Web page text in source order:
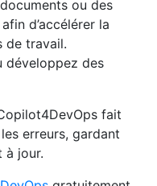
ou des
d’accélérer la
de travail.
développez des
fait
erreurs, gardant
à jour.